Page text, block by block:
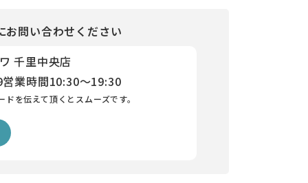
お問い合わせください
千里中央店
営業時間10:30～19:30
を伝えて頂くとスムーズです。